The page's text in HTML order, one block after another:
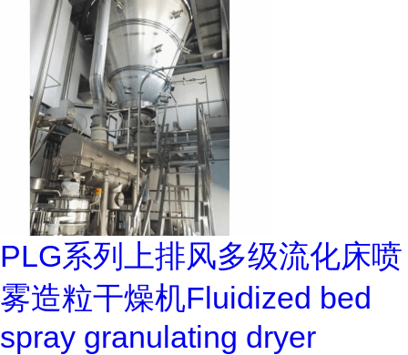
PLG系列上排风多级流化床喷
雾造粒干燥机Fluidized bed
spray granulating dryer